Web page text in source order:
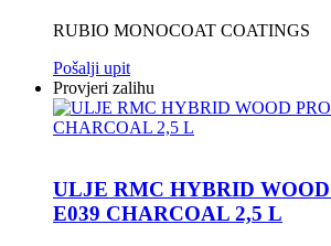
RUBIO MONOCOAT COATINGS
Pošalji upit
Provjeri zalihu
ULJE RMC HYBRID
E039 CHARCOAL 2,5 L